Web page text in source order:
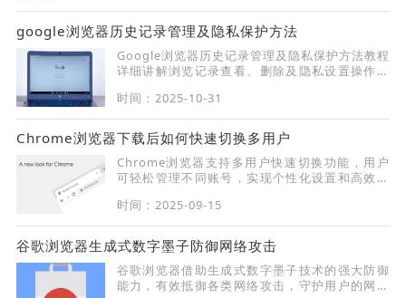
google浏览器历史记录管理及隐私保护方法
Google浏览器历史记录管理及隐私保护方法教程
详细讲解浏览记录查看、删除及隐私设置操作，
时间：2025-10-31
Chrome浏览器下载后如何快速切换多用户
Chrome浏览器支持多用户快速切换功能，用户
可轻松管理不同账号，实现个性化设置和高效浏
时间：2025-09-15
谷歌浏览器生成式数字墨子防御网络攻击
谷歌浏览器借助生成式数字墨子技术的强大防御
能力，有效抵御各类网络攻击，守护用户的网络